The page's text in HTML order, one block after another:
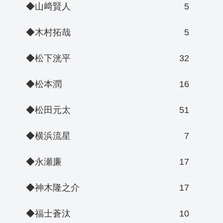
◆山﨑賢人 5
◆木村拓哉 5
◆松下洸平 32
◆松本潤 16
◆松田元太 51
◆横浜流星 7
◆永瀬廉 17
◆神木隆之介 17
◆福士蒼汰 10